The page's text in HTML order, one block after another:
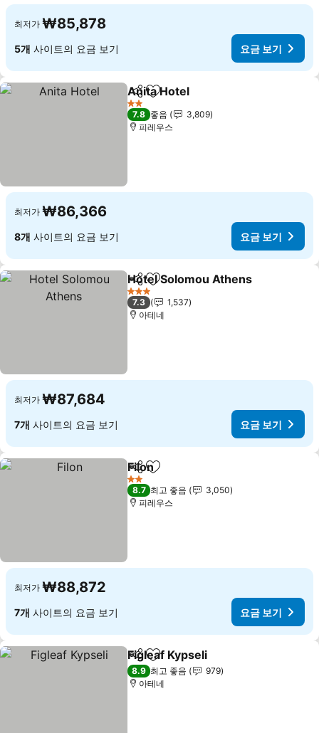
최저가 ₩85,878
5개 사이트의 요금 보기 요금 보기
공유 즐겨찾기에 추가
Anita Hotel
2 성급
7.8 좋음
3,809
피레우스
최저가 ₩86,366
8개 사이트의 요금 보기 요금 보기
공유 즐겨찾기에 추가
Hotel Solomou Athens
3 성급
7.3
1,537
아테네
최저가 ₩87,684
7개 사이트의 요금 보기 요금 보기
공유 즐겨찾기에 추가
Filon
2 성급
8.7 최고 좋음
3,050
피레우스
최저가 ₩88,872
7개 사이트의 요금 보기 요금 보기
공유 즐겨찾기에 추가
Figleaf Kypseli
8.9 최고 좋음
979
아테네